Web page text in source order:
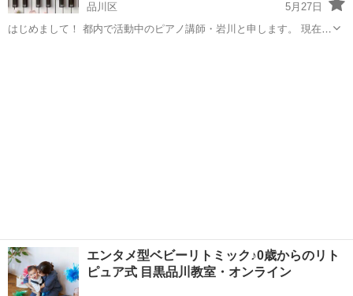
品川区
5月27日
はじめまして！ 都内で活動中のピアノ講師・岩川と申します。 現在、
エンタメ型ベビーリトミック♪0歳からのリト
ピュア式 目黒品川教室・オンライン